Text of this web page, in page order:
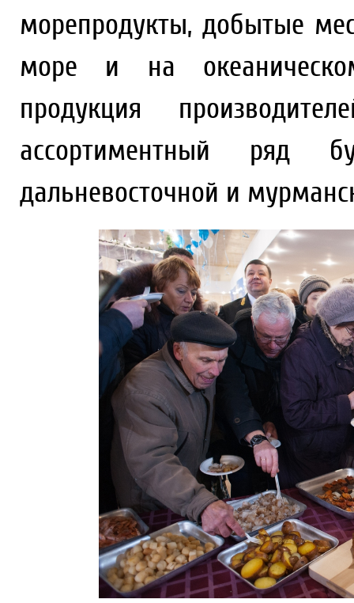
морепродукты, добытые
море и на
продукция
ассортиментный ряд
дальневосточной и